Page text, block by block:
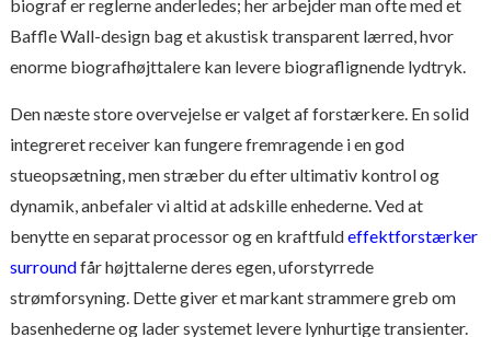
biograf er reglerne anderledes; her arbejder man ofte med et
Baffle Wall-design bag et akustisk transparent lærred, hvor
enorme biografhøjttalere kan levere biograflignende lydtryk.
Den næste store overvejelse er valget af forstærkere. En solid
integreret receiver kan fungere fremragende i en god
stueopsætning, men stræber du efter ultimativ kontrol og
dynamik, anbefaler vi altid at adskille enhederne. Ved at
benytte en separat processor og en kraftfuldeffektforstærker
surroundfår højttalerne deres egen, uforstyrrede
strømforsyning. Dette giver et markant strammere greb om
basenhederne og lader systemet levere lynhurtige transienter.